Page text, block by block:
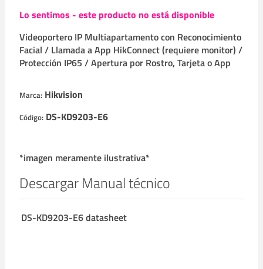
Lo sentimos - este producto no está disponible
Videoportero IP Multiapartamento con Reconocimiento
Facial / Llamada a App HikConnect (requiere monitor) /
Protección IP65 / Apertura por Rostro, Tarjeta o App
Marca: Hikvision
Código: DS-KD9203-E6
*imagen meramente ilustrativa*
Descargar Manual técnico
DS-KD9203-E6 datasheet